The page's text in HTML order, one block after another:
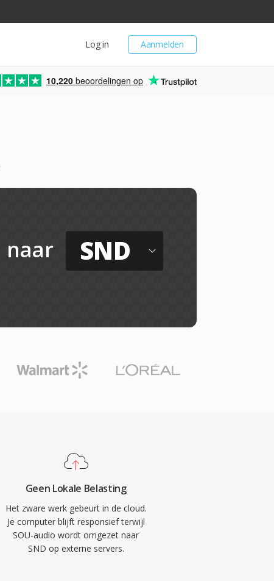
Aanmelden
Log in
10,220 beoordelingen op
naar SND
Geen Lokale Belasting
Het zware werk gebeurt in de cloud.
Je computer blijft responsief terwijl
SOU-audio wordt omgezet naar
SND op externe servers.